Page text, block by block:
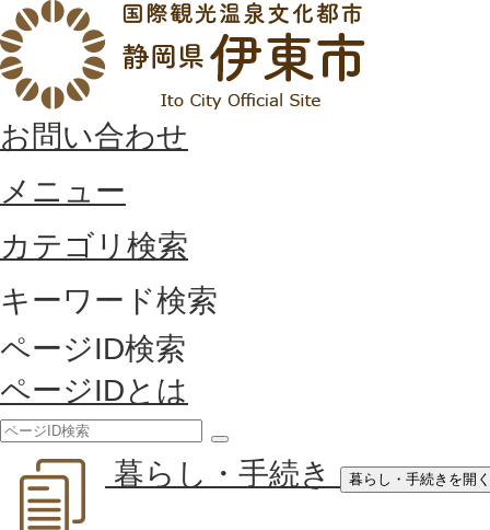
お問い合わせ
メニュー
カテゴリ検索
キーワード検索
ページID検索
ページIDとは
索
暮らし・手続き 暮らし・手続きを開く